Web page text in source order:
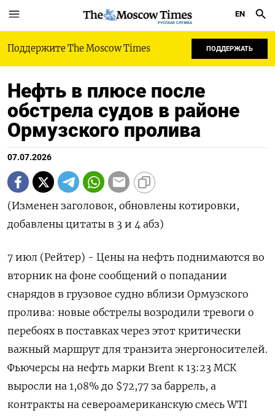
РУССКАЯ СЛУЖБА
EN
Поддержите The Moscow Times ПОДДЕРЖАТЬ
Нефть в плюсе после
обстрела судов в районе
Ормузского пролива
07.07.2026
(Изменен заголовок, обновлены котировки,
добавлены цитаты в 3 и 4 абз)
7 июл (Рейтер) - Цены на нефть поднимаются во
вторник на фоне сообщений о попадании
снарядов в грузовое судно вблизи Ормузского
пролива: новые обстрелы ‌возродили тревоги о
перебоях в поставках через этот критически
важный маршрут для транзита энергоносителей.
Фьючерсы на нефть марки Brent к 13:23 МСК
выросли на 1,08% до $72,77 за баррель, а
контракты на ​североамериканскую смесь WTI